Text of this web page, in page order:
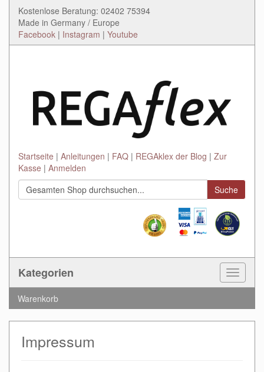
Kostenlose Beratung: 02402 75394
Made in Germany / Europe
Facebook | Instagram | Youtube
Startseite Anleitungen FAQ REGAklex der Blog
Zur
Kasse
Anmelden
Suche
Kategorien
Toggle
Warenkorb
Impressum